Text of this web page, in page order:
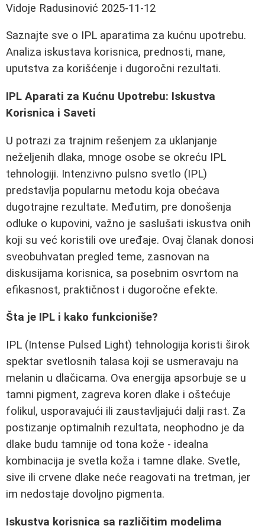
Vidoje Radusinović 2025-11-12
Saznajte sve o IPL aparatima za kućnu upotrebu.
Analiza iskustava korisnica, prednosti, mane,
uputstva za korišćenje i dugoročni rezultati.
IPL Aparati za Kućnu Upotrebu: Iskustva
Korisnica i Saveti
U potrazi za trajnim rešenjem za uklanjanje
neželjenih dlaka, mnoge osobe se okreću IPL
tehnologiji. Intenzivno pulsno svetlo (IPL)
predstavlja popularnu metodu koja obećava
dugotrajne rezultate. Međutim, pre donošenja
odluke o kupovini, važno je saslušati iskustva onih
koji su već koristili ove uređaje. Ovaj članak donosi
sveobuhvatan pregled teme, zasnovan na
diskusijama korisnica, sa posebnim osvrtom na
efikasnost, praktičnost i dugoročne efekte.
Šta je IPL i kako funkcioniše?
IPL (Intense Pulsed Light) tehnologija koristi širok
spektar svetlosnih talasa koji se usmeravaju na
melanin u dlačicama. Ova energija apsorbuje se u
tamni pigment, zagreva koren dlake i oštećuje
folikul, usporavajući ili zaustavljajući dalji rast. Za
postizanje optimalnih rezultata, neophodno je da
dlake budu tamnije od tona kože - idealna
kombinacija je svetla koža i tamne dlake. Svetle,
sive ili crvene dlake neće reagovati na tretman, jer
im nedostaje dovoljno pigmenta.
Iskustva korisnica sa različitim modelima